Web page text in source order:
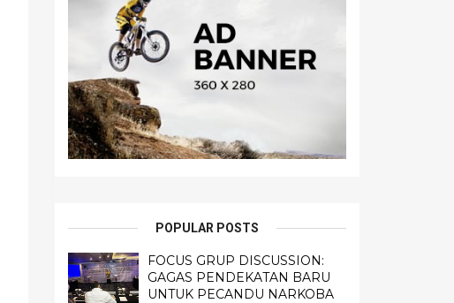
POPULAR POSTS
FOCUS GRUP DISCUSSION:
GAGAS PENDEKATAN BARU
UNTUK PECANDU NARKOBA